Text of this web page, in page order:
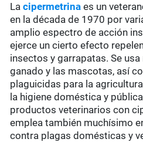
Lacipermetrinaes un
en la década de 1970 por
amplio espectro de acción
ejerce un cierto efecto
insectos y garrapatas. Se usa
ganado y las mascotas, así
plaguicidas para la
la higiene doméstica y
productos veterinarios con
emplea también muchísimo
contra plagas domésticas y